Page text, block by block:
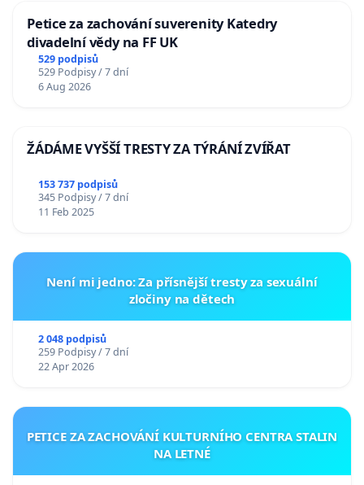
Petice za zachování suverenity Katedry
divadelní vědy na FF UK
529 podpisů
529 Podpisy / 7 dní
6 Aug 2026
ŽÁDÁME VYŠŠÍ TRESTY ZA TÝRÁNÍ ZVÍŘAT
153 737 podpisů
345 Podpisy / 7 dní
11 Feb 2025
Není mi jedno: Za přísnější tresty za sexuální
zločiny na dětech
2 048 podpisů
259 Podpisy / 7 dní
22 Apr 2026
PETICE ZA ZACHOVÁNÍ KULTURNÍHO CENTRA STALIN
NA LETNÉ